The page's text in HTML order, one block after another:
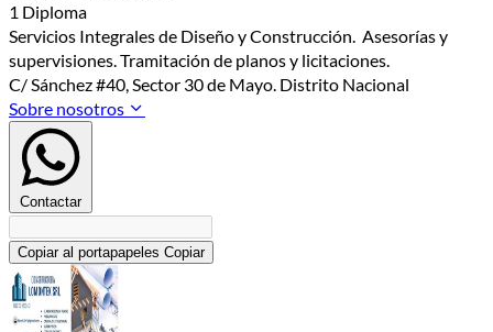
1 Diploma
Servicios Integrales de Diseño y Construcción. Asesorías y
supervisiones. Tramitación de planos y licitaciones.
C/ Sánchez #40, Sector 30 de Mayo. Distrito Nacional
Sobre nosotros
Contactar
Copiar al portapapeles Copiar